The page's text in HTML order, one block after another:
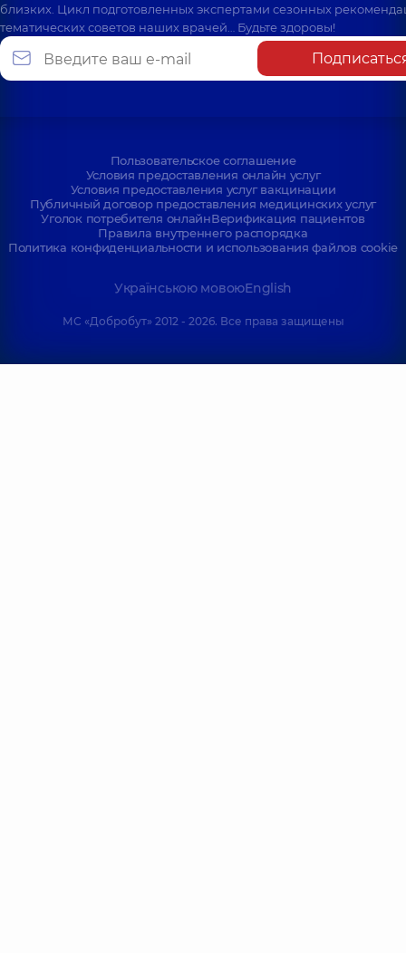
близких. Цикл подготовленных экспертами сезонных
тематических советов наших врачей… Будьте здоровы!
Пользовательское соглашение
Условия предоставления онлайн услуг
Условия предоставления услуг вакцинации
Публичный договор предоставления медицинских услуг
Уголок потребителя онлайнВерификация пациентов
Правила внутреннего распорядка
Политика конфиденциальности и использования файлов cookie
Українською мовоюEnglish
МС «Добробут» 2012 - 2026. Все права защищены